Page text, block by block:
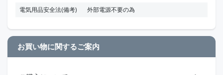
電気用品安全法(備考) 外部電源不要の為
お買い物に関するご案内